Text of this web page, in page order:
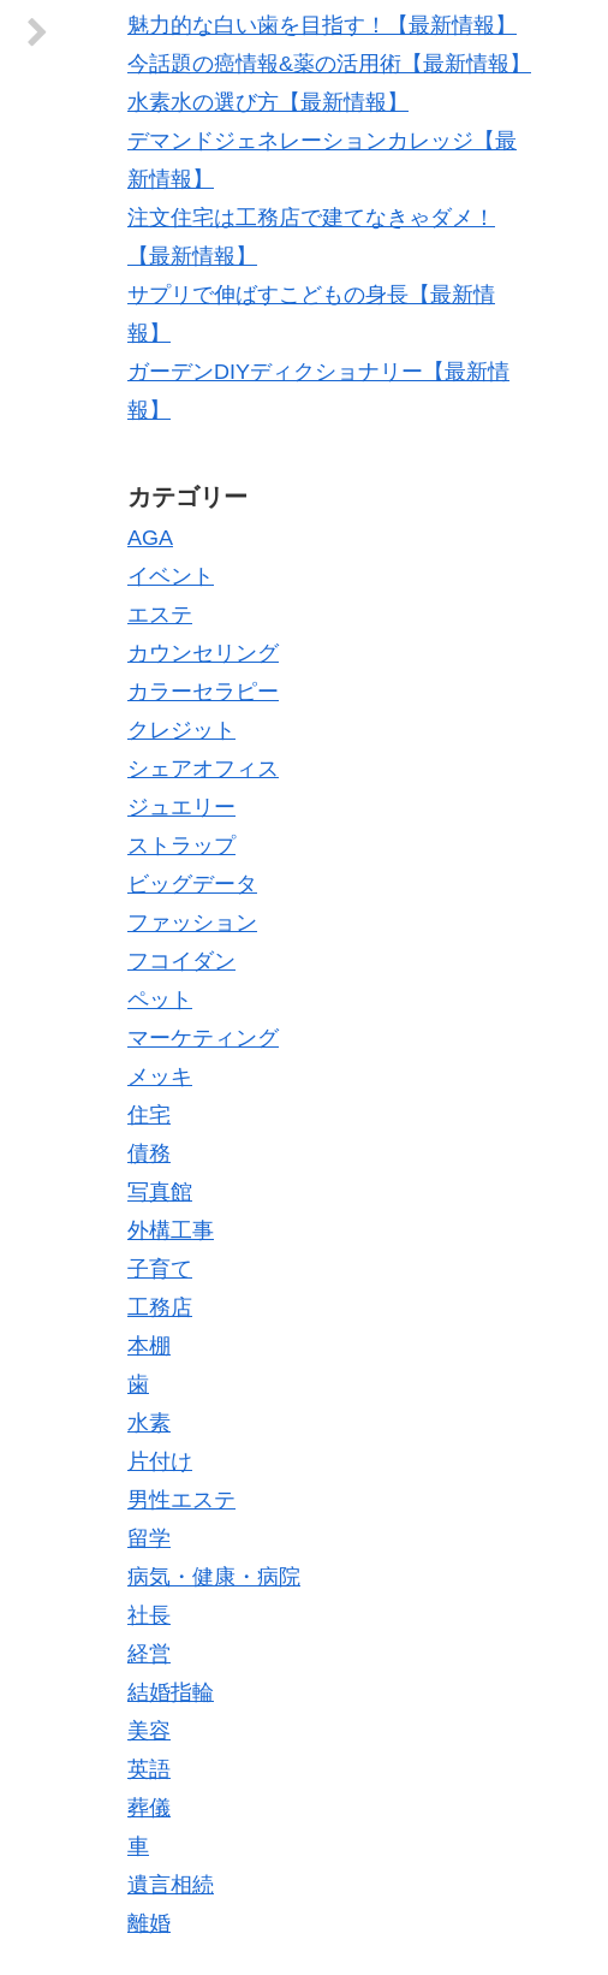
魅力的な白い歯を目指す！【最新情報】
今話題の癌情報&薬の活用術【最新情報】
水素水の選び方【最新情報】
デマンドジェネレーションカレッジ【最
新情報】
注文住宅は工務店で建てなきゃダメ！
【最新情報】
サプリで伸ばすこどもの身長【最新情
報】
ガーデンDIYディクショナリー【最新情
報】
カテゴリー
AGA
イベント
エステ
カウンセリング
カラーセラピー
クレジット
シェアオフィス
ジュエリー
ストラップ
ビッグデータ
ファッション
フコイダン
ペット
マーケティング
メッキ
住宅
債務
写真館
外構工事
子育て
工務店
本棚
歯
水素
片付け
男性エステ
留学
病気・健康・病院
社長
経営
結婚指輪
美容
英語
葬儀
車
遺言相続
離婚